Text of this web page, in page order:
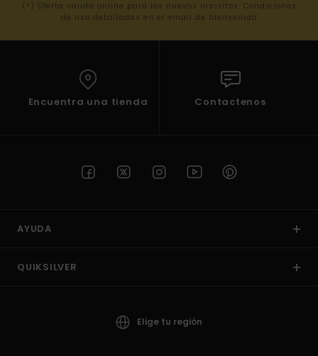
(*) Oferta valida online para los nuevos inscritos. Condiciones
de uso detalladas en el email de bienvenida
Encuentra una tienda Contactenos
AYUDA
QUIKSILVER
Elige tu región